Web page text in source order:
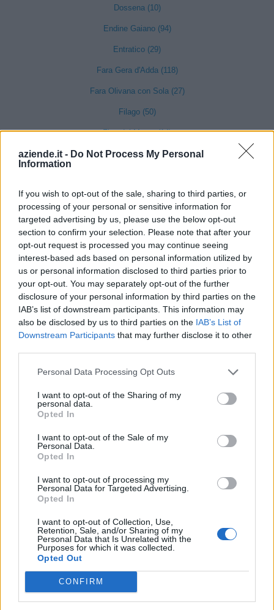
aziende.it - Do Not Process My Personal
Information
If you wish to opt-out of the sale, sharing to third parties, or
processing of your personal or sensitive information for
targeted advertising by us, please use the below opt-out
section to confirm your selection. Please note that after your
opt-out request is processed you may continue seeing
interest-based ads based on personal information utilized by
us or personal information disclosed to third parties prior to
your opt-out. You may separately opt-out of the further
disclosure of your personal information by third parties on the
IAB’s list of downstream participants. This information may
also be disclosed by us to third parties on the IAB’s List of
Downstream Participants that may further disclose it to other
Personal Data Processing Opt Outs
I want to opt-out of the Sharing of my
personal data.
Opted In
I want to opt-out of the Sale of my
Personal Data.
Opted In
I want to opt-out of processing my
Personal Data for Targeted Advertising.
Opted In
I want to opt-out of Collection, Use,
Retention, Sale, and/or Sharing of my
Personal Data that Is Unrelated with the
Purposes for which it was collected.
Opted Out
CONFIRM
Dossena (10)
Endine Gaiano (94)
Entratico (29)
Fara Gera d'Adda (118)
Fara Olivana con Sola (27)
Filago (50)
Fino del Monte (14)
Fiorano al Serio (59)
Fonteno (2)
Foppolo (10)
Foresto Sparso (51)
Fornovo San Giovanni (71)
Fuipiano Valle Imagna (3)
Gandellino (12)
Gandino (154)
Gandosso (21)
Grassobbio (326)
Grone (13)
Grumello del Monte (366)
Isola di Fondra (4)
Isso (37)